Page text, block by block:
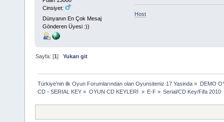
Cinsiyet:
Dünyanın En Çok Mesaj
Gönderen Üyesi :))
Host
Sayfa: [1]Yukarı git
Türkiye'nin ilk Oyun Forumlarından olan Oyunsiteniz 17 Yasinda »
DEMO
CD - SERIAL KEY » OYUN CD KEYLERİ » E-F» Serial/CD Key/Fifa 2010